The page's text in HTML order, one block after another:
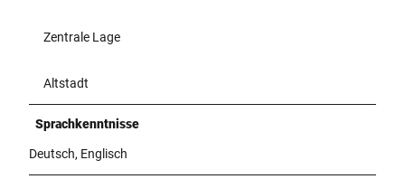
Zentrale Lage
Altstadt
Sprachkenntnisse
Deutsch, Englisch